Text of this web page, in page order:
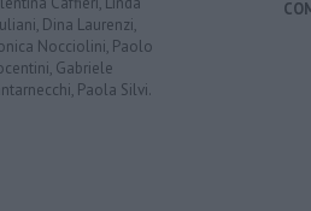
Dina Laurenzi,
Nocciolini, Paolo
Gabriele
Paola Silvi.